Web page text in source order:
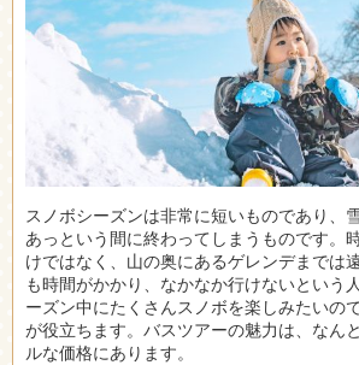
スノボシーズンは非常に短いものであり、
あっという間に終わってしまうものです。
けではなく、山の奥にあるゲレンデまでは
も時間がかかり、なかなか行けないという
ーズン中にたくさんスノボを楽しみたいの
が役立ちます。バスツアーの魅力は、なん
ルな価格にあります。